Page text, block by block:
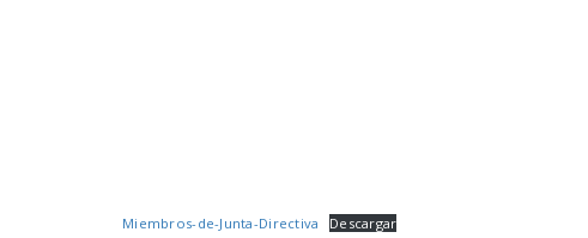
Miembros-de-Junta-Directiva Descargar